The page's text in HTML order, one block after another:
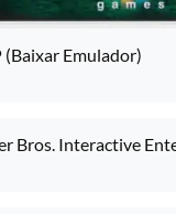
(Baixar Emulador)
Bros. Interactive